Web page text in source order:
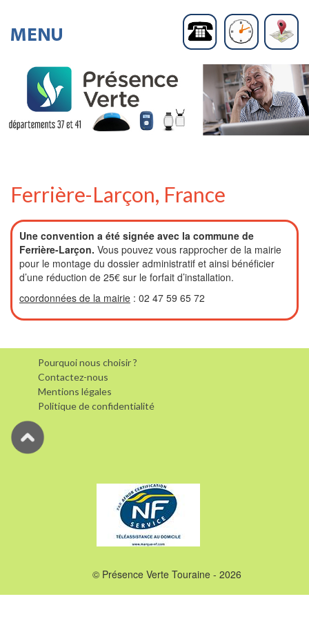
Ferrière-Larçon, France
Une convention a été signée avec la commune de
Ferrière-Larçon. Vous pouvez vous rapprocher de la mairie
pour le montage du dossier administratif et ainsi bénéficier
d’une réduction de 25€ sur le forfait d’installation.
coordonnées de la mairie : 02 47 59 65 72
Pourquoi nous choisir ?
Contactez-nous
Mentions légales
Politique de confidentialité
© Présence Verte Touraine - 2026